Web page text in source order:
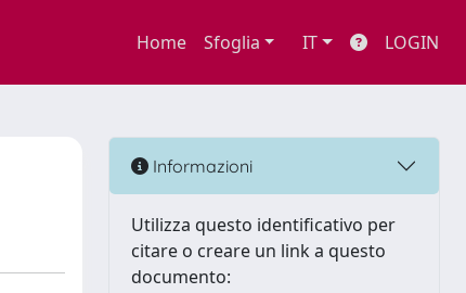
Home Sfoglia IT LOGIN
Informazioni
Utilizza questo identificativo per
citare o creare un link a questo
documento: